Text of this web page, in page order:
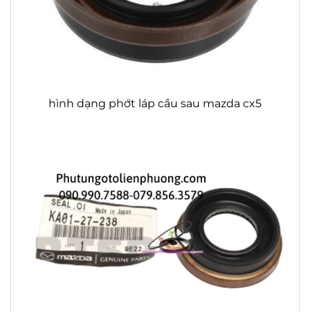
hình dạng phớt láp cầu sau mazda cx5